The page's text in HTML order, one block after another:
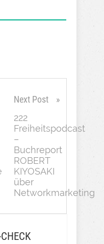
Next Post
222
Freiheitspodcast
–
Buchreport
ROBERT
KIYOSAKI
über
Networkmarketing